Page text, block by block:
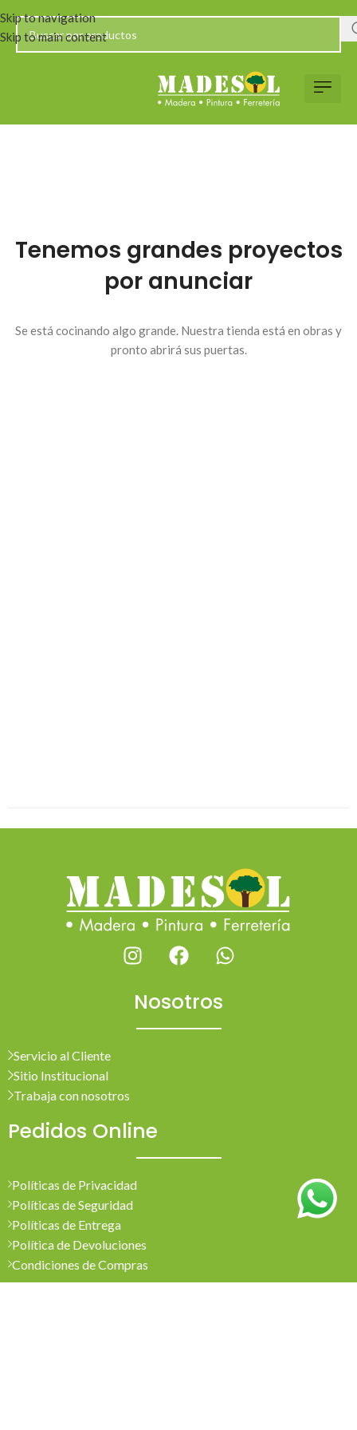
Skip to navigation
Skip to main content
Tenemos grandes proyectos
por anunciar
Se está cocinando algo grande. Nuestra tienda está en obras y
pronto abrirá sus puertas.
Nosotros
Servicio al Cliente
Sitio Institucional
Trabaja con nosotros
Pedidos Online
Políticas de Privacidad
Políticas de Seguridad
Políticas de Entrega
Política de Devoluciones
Condiciones de Compras